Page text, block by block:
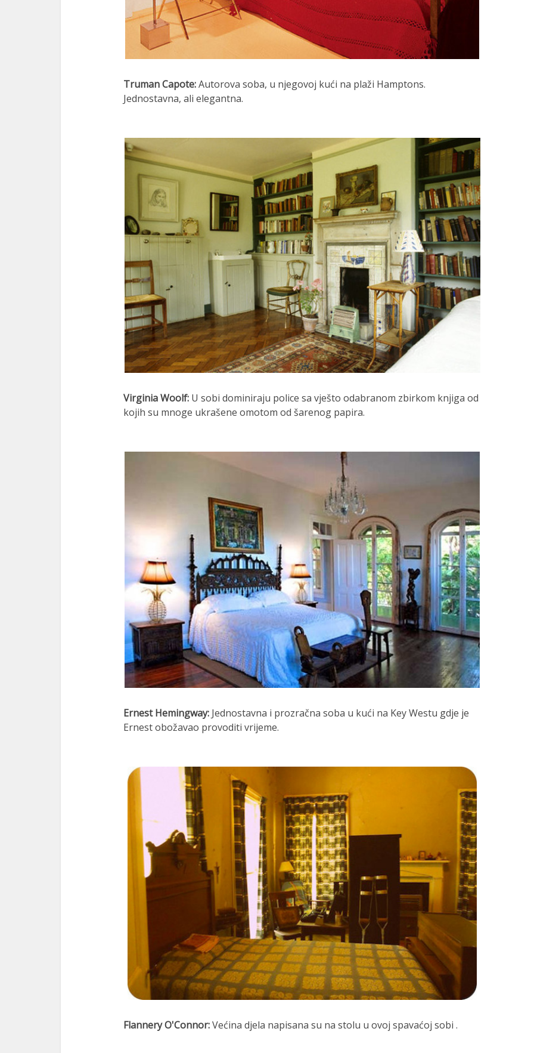
Truman Capote:Autorova soba, u njegovoj kući na plaži Hamptons.
Jednostavna, ali elegantna.
Virginia Woolf: U sobi dominiraju police sa vješto odabranom zbirkom knjiga od
kojih su mnoge ukrašene omotom od šarenog papira.
Ernest Hemingway: Jednostavna i prozračna soba u kući na Key Westu gdje je
Ernest obožavao provoditi vrijeme.
Flannery O'Connor:Većina djela napisana su na stolu u ovoj spavaćoj sobi .